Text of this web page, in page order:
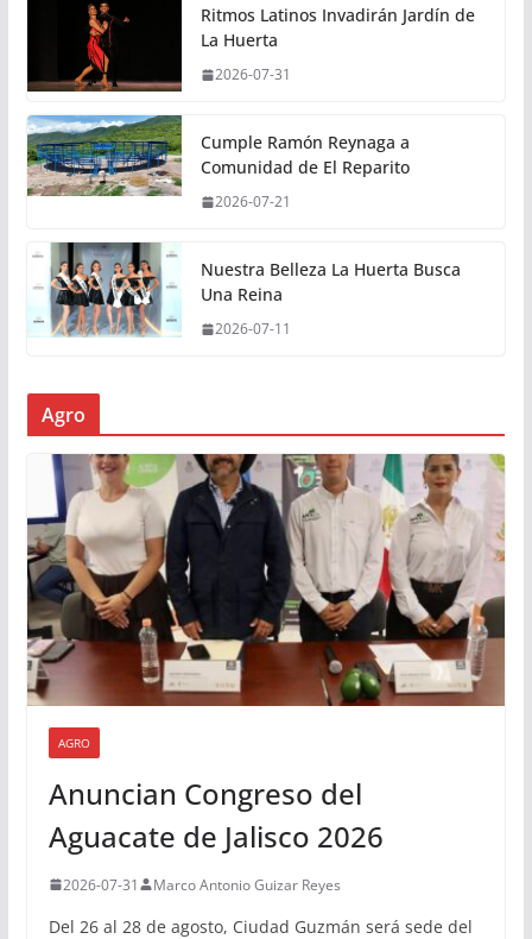
Ritmos Latinos Invadirán Jardín de
La Huerta
2026-07-31
Cumple Ramón Reynaga a
Comunidad de El Reparito
2026-07-21
Nuestra Belleza La Huerta Busca
Una Reina
2026-07-11
Agro
AGRO
Anuncian Congreso del
Aguacate de Jalisco 2026
2026-07-31 Marco Antonio Guizar Reyes
Del 26 al 28 de agosto, Ciudad Guzmán será sede del